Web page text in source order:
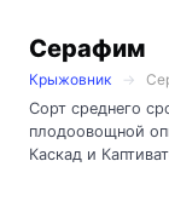
Серафим
Крыжовник
Сорт среднего
плодоовощной
Каскад и